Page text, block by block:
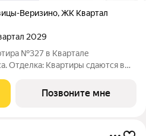
Веризино,ЖК Квартал
2029
№327 в Квартале
Отделка: Квартиры сдаются в
по квартире.
лоджий
Позвоните мне